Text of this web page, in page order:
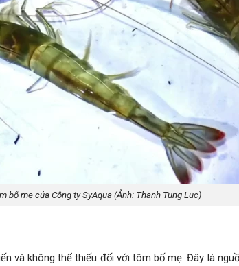
bố mẹ của Công ty SyAqua (Ảnh: Thanh Tung Luc)
và không thể thiếu đối với tôm bố mẹ. Đây là